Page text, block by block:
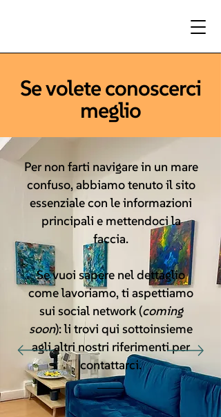
Se volete conoscerci
meglio
Per non farti navigare in un mare
confuso, abbiamo tenuto il sito
essenziale con le informazioni
principali e mettendoci la
faccia.
Se vuoi sapere nel dettaglio
come lavoriamo, ti aspettiamo
sui social network (coming
soon): li trovi qui sottoinsieme
agli altri nostri riferimenti per
contattarci.